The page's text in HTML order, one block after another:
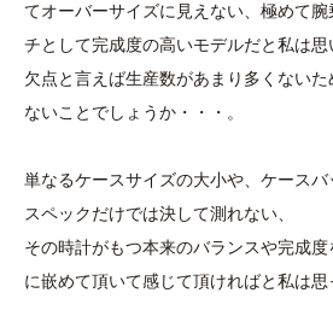
てオーバーサイズに見えない、極めて
チとして完成度の高いモデルだと私は思
欠点と言えば生産数があまり多くない
ないことでしょうか・・・。
単なるケースサイズの大小や、ケース
スペックだけでは決して測れない、
その時計がもつ本来のバランスや完成
に嵌めて頂いて感じて頂ければと私は思